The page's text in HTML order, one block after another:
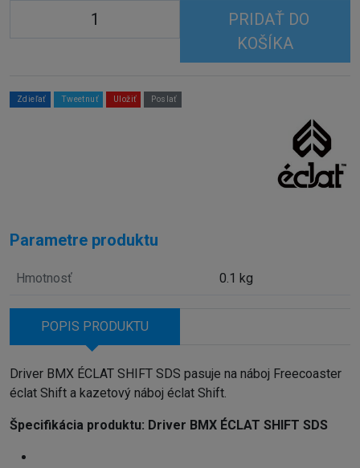
PRIDAŤ DO
KOŠÍKA
Zdieľať Tweetnuť Uložiť Poslať
Parametre produktu
Hmotnosť 0.1 kg
POPIS PRODUKTU
Driver BMX ÉCLAT SHIFT SDS pasuje na náboj Freecoaster
éclat Shift a kazetový náboj éclat Shift.
Špecifikácia produktu: Driver BMX ÉCLAT SHIFT SDS